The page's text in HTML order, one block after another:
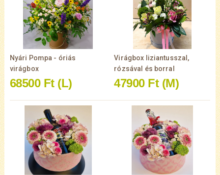
Nyári Pompa - óriás
virágbox
68500 Ft (L)
Virágbox liziantusszal,
rózsával és borral
47900 Ft (M)